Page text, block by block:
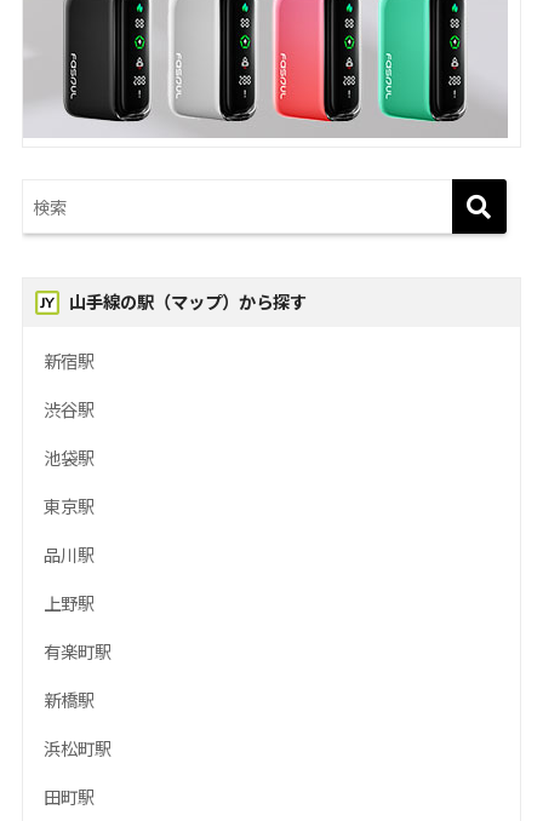
山手線の駅（マップ）から探す
新宿駅
渋谷駅
池袋駅
東京駅
品川駅
上野駅
有楽町駅
新橋駅
浜松町駅
田町駅